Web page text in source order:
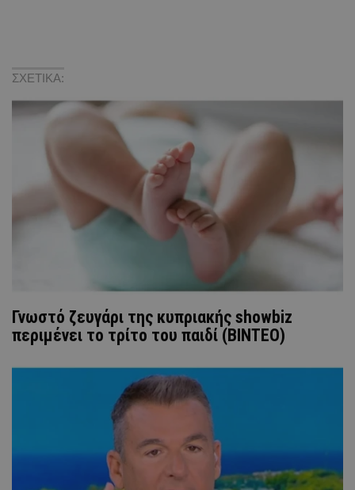
ΣΧΕΤΙΚΑ:
Γνωστό ζευγάρι της κυπριακής showbiz
περιμένει το τρίτο του παιδί (ΒΙΝΤΕΟ)